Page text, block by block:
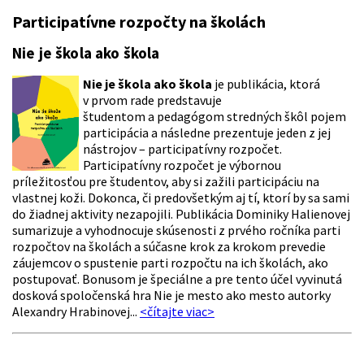
Participatívne rozpočty na školách
Nie je škola ako škola
Nie je škola ako škola je publikácia, ktorá
v prvom rade predstavuje
študentom a pedagógom stredných škôl pojem
participácia a následne prezentuje jeden z jej
nástrojov – participatívny rozpočet.
Participatívny rozpočet je výbornou
príležitosťou pre študentov, aby si zažili participáciu na
vlastnej koži. Dokonca, či predovšetkým aj tí, ktorí by sa sami
do žiadnej aktivity nezapojili. Publikácia Dominiky Halienovej
sumarizuje a vyhodnocuje skúsenosti z prvého ročníka parti
rozpočtov na školách a súčasne krok za krokom prevedie
záujemcov o spustenie parti rozpočtu na ich školách, ako
postupovať. Bonusom je špeciálne a pre tento účel vyvinutá
dosková spoločenská hra Nie je mesto ako mesto autorky
Alexandry Hrabinovej... <čítajte viac>